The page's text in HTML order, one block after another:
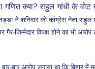
ने शनिवार को कांग्रेस नेता
जिम्मेदार विपक्ष होने का भी
बार आरोप लगाया था कि बिहार